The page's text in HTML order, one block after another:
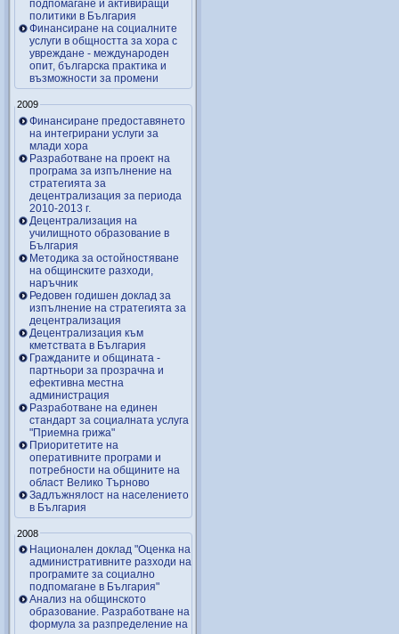
подпомагане и активиращи
политики в България
Финансиране на социалните
услуги в общността за хора с
увреждане - международен
опит, българска практика и
възможности за промени
2009
Финансиране предоставянето
на интегрирани услуги за
млади хора
Разработване на проект на
програма за изпълнение на
стратегията за
децентрализация за периода
2010-2013 г.
Децентрализация на
училищното образование в
България
Методика за остойностяване
на общинските разходи,
наръчник
Редовен годишен доклад за
изпълнение на стратегията за
децентрализация
Децентрализация към
кметствата в България
Гражданите и общината -
партньори за прозрачна и
ефективна местна
администрация
Разработване на единен
стандарт за социалната услуга
"Приемна грижа"
Приоритетите на
оперативните програми и
потребности на общините на
област Велико Търново
Задлъжнялост на населението
в България
2008
Национален доклад "Оценка на
административните разходи на
програмите за социално
подпомагане в България"
Анализ на общинското
образование. Разработване на
формула за разпределение на